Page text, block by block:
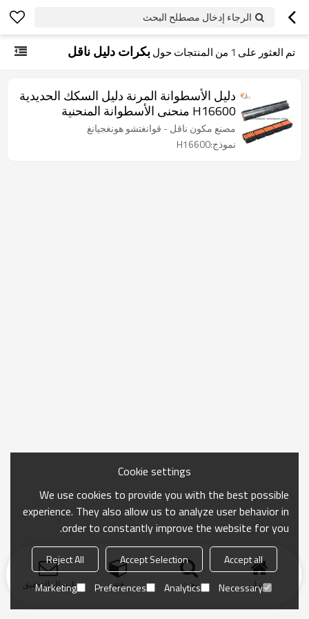
الرجاء إدخال مصطلح البحث
تم العثور على 1 من المنتجات حولبكرات دليل ناقل
دليل الأسطوانة المرنة دليل السكك الحديدية
H16600 منحنى الأسطوانة المنحنية
مصنع مكون ناقل - قوانغتشو هونغجيانغ
نموذج:H16600
منزل بحث فئة ارسال التحقيق
Cookie settings
We use cookies to provide you with the best possible
experience. They also allow us to analyze user behavior in
order to constantly improve the website for you.
Accept all
Accept Selection
Reject All
Necessary
Analytics
Preferences
Marketing